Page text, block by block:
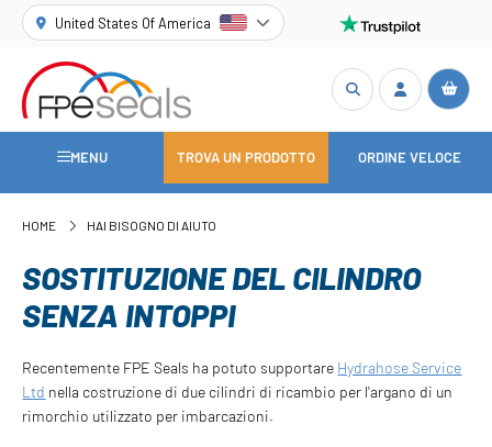
United States Of America
MENU TROVA UN PRODOTTO ORDINE VELOCE
HOME HAI BISOGNO DI AIUTO
SOSTITUZIONE DEL CILINDRO
SENZA INTOPPI
Recentemente FPE Seals ha potuto supportare Hydrahose Service
Ltd nella costruzione di due cilindri di ricambio per l'argano di un
rimorchio utilizzato per imbarcazioni.